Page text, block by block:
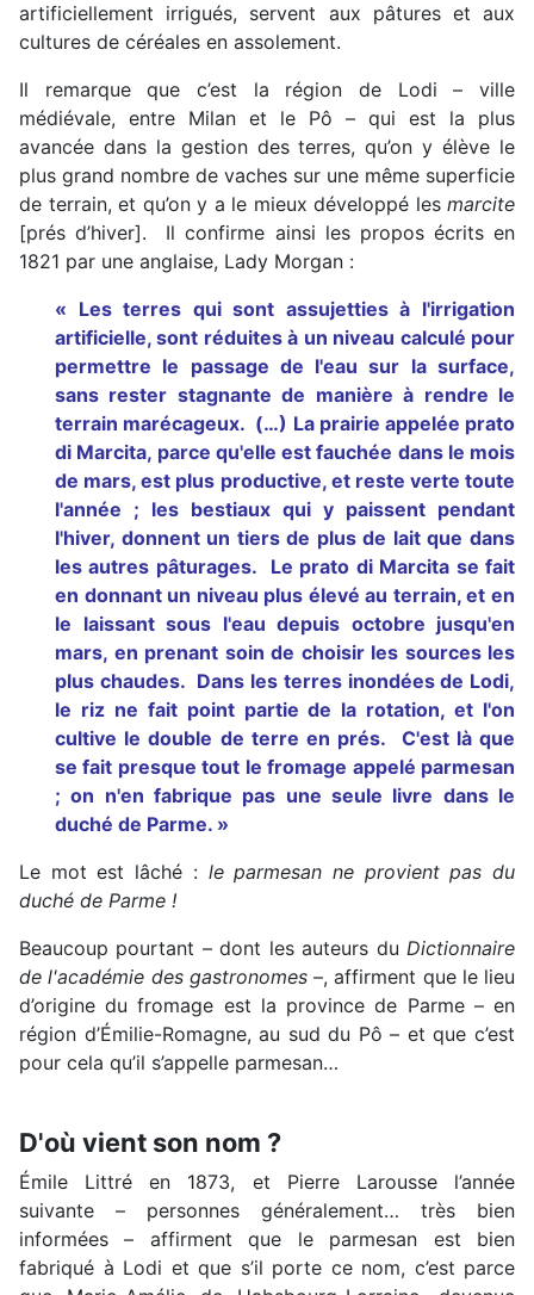
artificiellement irrigués, servent aux pâtures et aux
cultures de céréales en assolement.
Il remarque que c’est la région de Lodi – ville
médiévale, entre Milan et le Pô – qui est la plus
avancée dans la gestion des terres, qu’on y élève le
plus grand nombre de vaches sur une même superficie
de terrain, et qu’on y a le mieux développé les marcite
[prés d’hiver]. Il confirme ainsi les propos écrits en
1821 par une anglaise, Lady Morgan :
« Les terres qui sont assujetties à l'irrigation
artificielle, sont réduites à un niveau calculé pour
permettre le passage de l'eau sur la surface,
sans rester stagnante de manière à rendre le
terrain marécageux. (…) La prairie appelée prato
di Marcita, parce qu'elle est fauchée dans le mois
de mars, est plus productive, et reste verte toute
l'année ; les bestiaux qui y paissent pendant
l'hiver, donnent un tiers de plus de lait que dans
les autres pâturages. Le prato di Marcita se fait
en donnant un niveau plus élevé au terrain, et en
le laissant sous l'eau depuis octobre jusqu'en
mars, en prenant soin de choisir les sources les
plus chaudes. Dans les terres inondées de Lodi,
le riz ne fait point partie de la rotation, et l'on
cultive le double de terre en prés. C'est là que
se fait presque tout le fromage appelé parmesan
; on n'en fabrique pas une seule livre dans le
duché de Parme. »
Le mot est lâché : le parmesan ne provient pas du
duché de Parme !
Beaucoup pourtant – dont les auteurs du Dictionnaire
de l'académie des gastronomes–, affirment que le lieu
d’origine du fromage est la province de Parme – en
région d’Émilie-Romagne, au sud du Pô – et que c’est
pour cela qu’il s’appelle parmesan…
D'où vient son nom ?
Émile Littré en 1873, et Pierre Larousse l’année
suivante – personnes généralement… très bien
informées – affirment que le parmesan est bien
fabriqué à Lodi et que s’il porte ce nom, c’est parce